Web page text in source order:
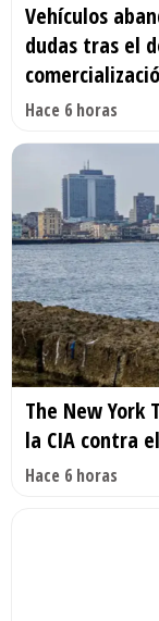
Vehículos
dudas tras el
Hace 6 horas
The New York
la CIA contra
Hace 6 horas